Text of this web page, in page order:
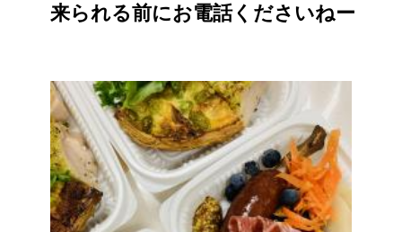
来られる前にお電話くださいねー